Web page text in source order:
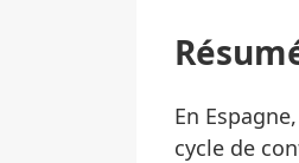
En
cycle de